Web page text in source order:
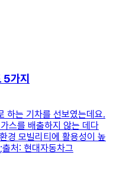
가지
하는 기차를 선보였는데요.
스를 배출하지 않는 데다
경 모빌리티에 활용성이 높
처: 현대자동차그